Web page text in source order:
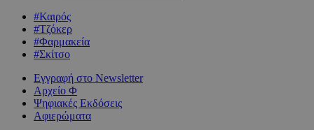
#Καιρός
#Τζόκερ
#Φαρμακεία
#Σκίτσο
Εγγραφή στο Newsletter
Αρχείο Φ
Ψηφιακές Εκδόσεις
Αφιερώματα